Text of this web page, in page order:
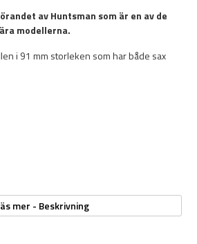
av Huntsman som är en av de
modellerna.
i 91 mm storleken som har både sax
även passar Philips skruvar
mer - Beskrivning